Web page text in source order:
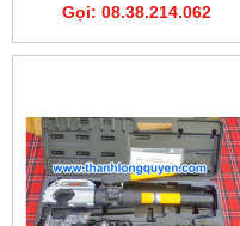
Gọi: 08.38.214.062